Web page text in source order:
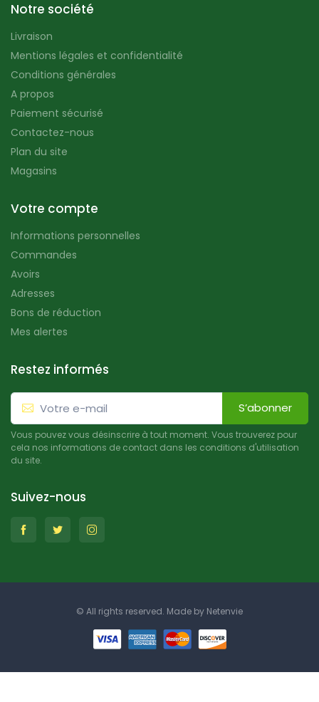
Notre société
Livraison
Mentions légales et confidentialité
Conditions générales
A propos
Paiement sécurisé
Contactez-nous
Plan du site
Magasins
Votre compte
Informations personnelles
Commandes
Avoirs
Adresses
Bons de réduction
Mes alertes
Restez informés
S’abonner
Vous pouvez vous désinscrire à tout moment. Vous trouverez pour
cela nos informations de contact dans les conditions d'utilisation
du site.
Suivez-nous
© All rights reserved. Made by Netenvie